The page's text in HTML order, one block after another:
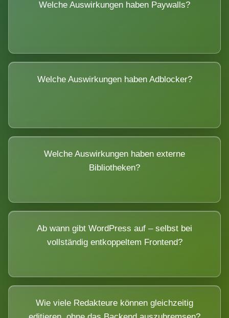
Welche Auswirkungen haben Paywalls?
Welche Auswirkungen haben Adblocker?
Welche Auswirkungen haben externe
Bibliotheken?
Ab wann gibt WordPress auf – selbst bei
vollständig entkoppeltem Frontend?
Wie viele Redakteure können gleichzeitig